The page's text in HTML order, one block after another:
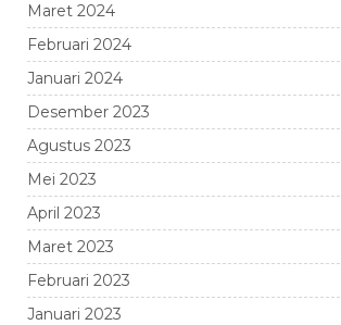
Maret 2024
Februari 2024
Januari 2024
Desember 2023
Agustus 2023
Mei 2023
April 2023
Maret 2023
Februari 2023
Januari 2023